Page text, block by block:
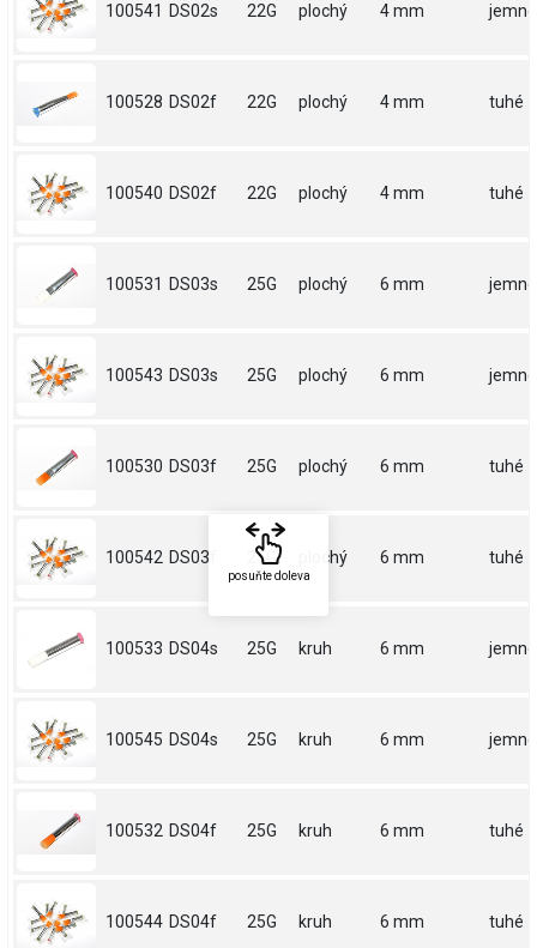
100541 DS02s 22G plochý 4 mm jemné
100528 DS02f 22G plochý 4 mm tuhé
100540 DS02f 22G plochý 4 mm tuhé
100531 DS03s 25G plochý 6 mm jemné
100543 DS03s 25G plochý 6 mm jemné
100530 DS03f 25G plochý 6 mm tuhé
100542 DS03f 25G plochý 6 mm tuhé
100533 DS04s 25G kruh 6 mm jemné
100545 DS04s 25G kruh 6 mm jemné
100532 DS04f 25G kruh 6 mm tuhé
100544 DS04f 25G kruh 6 mm tuhé
posuňte doleva